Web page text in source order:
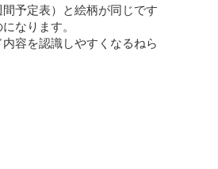
予定表）と絵柄が同じです
なります。
容を認識しやすくなるねら